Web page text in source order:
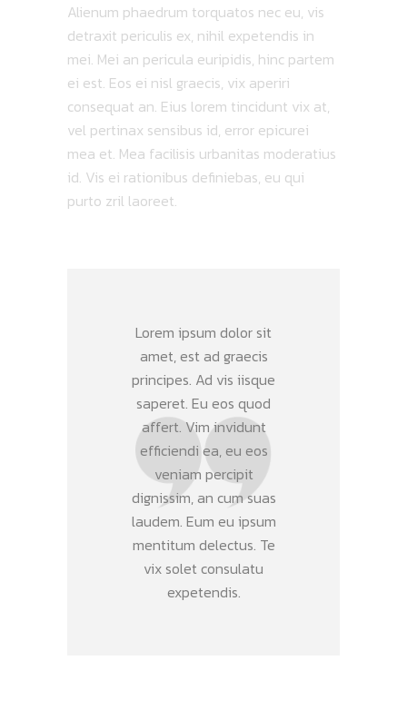
Alienum phaedrum torquatos nec eu, vis
detraxit periculis ex, nihil expetendis in
mei. Mei an pericula euripidis, hinc partem
ei est. Eos ei nisl graecis, vix aperiri
consequat an. Eius lorem tincidunt vix at,
vel pertinax sensibus id, error epicurei
mea et. Mea facilisis urbanitas moderatius
id. Vis ei rationibus definiebas, eu qui
purto zril laoreet.
Lorem ipsum dolor sit
amet, est ad graecis
principes. Ad vis iisque
saperet. Eu eos quod
affert. Vim invidunt
efficiendi ea, eu eos
veniam percipit
dignissim, an cum suas
laudem. Eum eu ipsum
mentitum delectus. Te
vix solet consulatu
expetendis.